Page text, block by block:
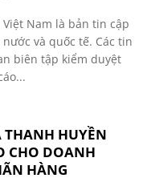
Nam là bản tin cập
và quốc tế. Các tin
biên tập kiểm duyệt
HUYỀN
CHO DOANH
HÀNG